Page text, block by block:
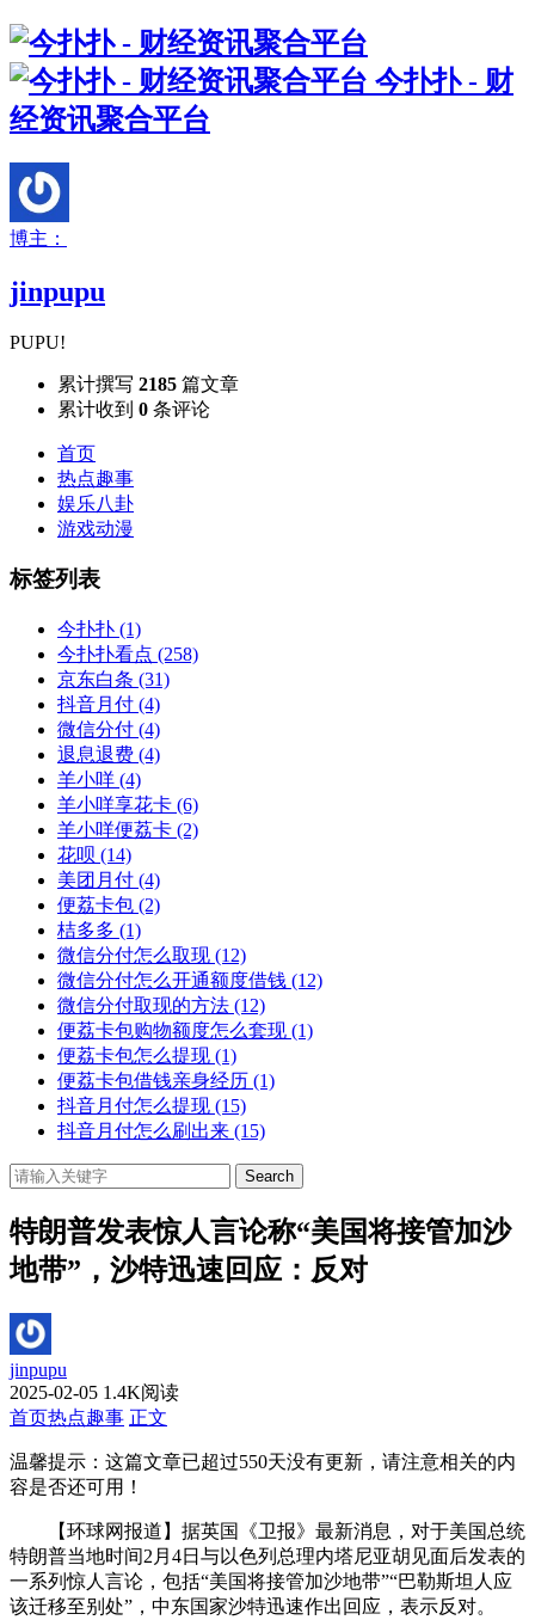
今扑扑 - 财
经资讯聚合平台
博主：
jinpupu
PUPU!
累计撰写 2185 篇文章
累计收到 0 条评论
首页
热点趣事
娱乐八卦
游戏动漫
标签列表
今扑扑 (1)
今扑扑看点 (258)
京东白条 (31)
抖音月付 (4)
微信分付 (4)
退息退费 (4)
羊小咩 (4)
羊小咩享花卡 (6)
羊小咩便荔卡 (2)
花呗 (14)
美团月付 (4)
便荔卡包 (2)
桔多多 (1)
微信分付怎么取现 (12)
微信分付怎么开通额度借钱 (12)
微信分付取现的方法 (12)
便荔卡包购物额度怎么套现 (1)
便荔卡包怎么提现 (1)
便荔卡包借钱亲身经历 (1)
抖音月付怎么提现 (15)
抖音月付怎么刷出来 (15)
Search
特朗普发表惊人言论称“美国将接管加沙
地带”，沙特迅速回应：反对
jinpupu
2025-02-05 1.4K阅读
首页热点趣事 正文
温馨提示：这篇文章已超过550天没有更新，请注意相关的内
容是否还可用！
【环球网报道】据英国《卫报》最新消息，对于美国总统
特朗普当地时间2月4日与以色列总理内塔尼亚胡见面后发表的
一系列惊人言论，包括“美国将接管加沙地带”“巴勒斯坦人应
该迁移至别处”，中东国家沙特迅速作出回应，表示反对。